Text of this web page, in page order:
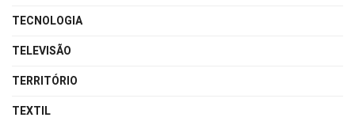
TECNOLOGIA
TELEVISÃO
TERRITÓRIO
TEXTIL